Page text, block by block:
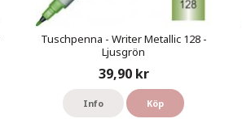
Tuschpenna - Writer Metallic 128 -
Ljusgrön
39,90 kr
Info Köp